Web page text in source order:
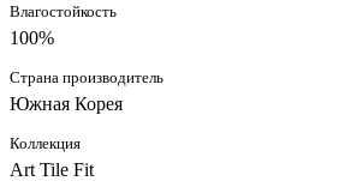
Влагостойкость
100%
Страна производитель
Южная Корея
Коллекция
Art Tile Fit